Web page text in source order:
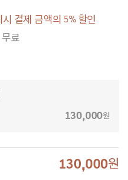
결제 금액의 5% 할인
료
130,000원
130,000원